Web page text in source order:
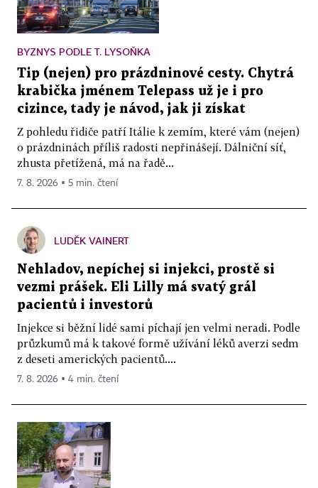
BYZNYS PODLE T. LYSOŇKA
Tip (nejen) pro prázdninové cesty. Chytrá
krabička jménem Telepass už je i pro
cizince, tady je návod, jak ji získat
Z pohledu řidiče patří Itálie k zemím, které vám (nejen)
o prázdninách příliš radosti nepřinášejí. Dálniční síť,
zhusta přetížená, má na řadě...
7. 8. 2026 ▪ 5 min. čtení
LUDĚK VAINERT
Nehladov, nepíchej si injekci, prostě si
vezmi prášek. Eli Lilly má svatý grál
pacientů i investorů
Injekce si běžní lidé sami píchají jen velmi neradi. Podle
průzkumů má k takové formě užívání léků averzi sedm
z deseti amerických pacientů....
7. 8. 2026 ▪ 4 min. čtení